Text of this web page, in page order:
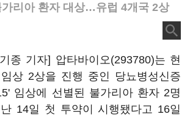
리아 환자 대상…유럽 4개국 2상
종 기자] 압타바이오(293780)는 현
상 2상을 진행 중인 당뇨병성신증
임상에 선별된 불가리아 환자 2명
14일 첫 투약이 시행됐다고 16일